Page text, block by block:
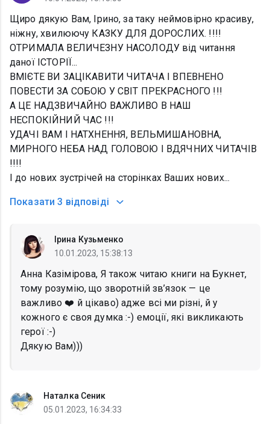
Щиро дякую Вам, Ірино, за таку неймовірно красиву,
ніжну, хвилюючу КАЗКУ ДЛЯ ДОРОСЛИХ. !!!!
ОТРИМАЛА ВЕЛИЧЕЗНУ НАСОЛОДУ від читання
даної ІСТОРІЇ...
ВМІЄТЕ ВИ ЗАЦІКАВИТИ ЧИТАЧА І ВПЕВНЕНО
ПОВЕСТИ ЗА СОБОЮ У СВІТ ПРЕКРАСНОГО !!!
А ЦЕ НАДЗВИЧАЙНО ВАЖЛИВО В НАШ
НЕСПОКІЙНИЙ ЧАС !!!
УДАЧІ ВАМ І НАТХНЕННЯ, ВЕЛЬМИШАНОВНА,
МИРНОГО НЕБА НАД ГОЛОВОЮ І ВДЯЧНИХ ЧИТАЧІВ
!!!!
І до нових зустрічей на сторінках Ваших нових...
Показати 3 відповіді
Ірина Кузьменко
10.01.2023, 15:38:13
Анна Казімірова, Я також читаю книги на Букнет,
тому розумію, що зворотній зв’язок — це
важливо ❤️ й цікаво) адже всі ми різні, й у
кожного є своя думка :-) емоції, які викликають
герої :-)
Дякую Вам)))
Наталка Сеник
05.01.2023, 16:34:33